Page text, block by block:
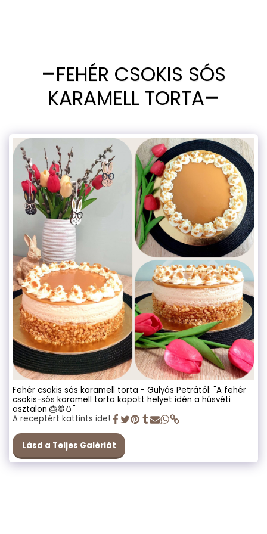
FEHÉR CSOKIS SÓS
KARAMELL TORTA
Fehér csokis sós karamell torta - Gulyás Petrától: "A fehér
csokis-sós karamell torta kapott helyet idén a húsvéti
asztalon 🎂🐰🥚"
A receptért kattints ide!
Lásd a Teljes Galériát